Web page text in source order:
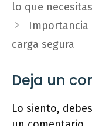
lo que
Importancia
carga segura
Deja un
Lo siento,